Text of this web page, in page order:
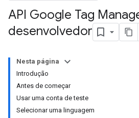
API Google Tag
desenvolvedor
Nesta página
Introdução
Antes de começar
Usar uma conta de teste
Selecionar uma linguagem